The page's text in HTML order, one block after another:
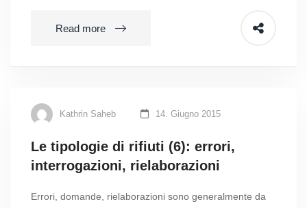
Read more
Kathrin Saheb 14. Giugno 2015
Le tipologie di rifiuti (6): errori,
interrogazioni, rielaborazioni
Errori, domande, rielaborazioni sono generalmente da